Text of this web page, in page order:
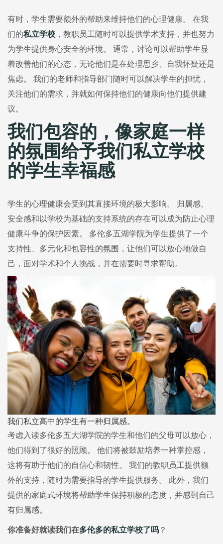
有时，学生需要额外的帮助来维持他们的心理健康。 在我
们的私立学校 ，教职员工随时可以提供学术支持，并也努力
为学生提供身心安全的环境。 通常，讨论可以帮助学生显
着改善他们的心态，无论他们是在处理思乡、自我怀疑还是
焦虑。 我们的老师和指导部门随时可以解决学生的担忧，
关注他们的需求，并就如何保持他们的健康向他们提供建
议。
我们包容的，像家庭一样
的氛围给予我们私立学校
的学生幸福感
学生的心理健康会受到其直接环境的极大影响。 归属感、
安全感和以学校为基础的支持系统的存在可以成为防止心理
健康斗争的保护因素。 多伦多五湖学院为学生提供了一个
支持性、多元化和包容性的氛围，让他们可以放心地做自
己，面对学术和个人挑战，并在需要时寻求帮助。
我们私立高中的学生有一种归属感。
考虑入读多伦多五大湖学院的学生和他们的父母可以放心，
他们得到了很好的照顾。 他们将被鼓励培养一种掌控感，
这将有助于他们的自信心和韧性。 我们的教职员工提供额
外的支持，随时为需要指导的学生提供服务。 此外，我们
提供的家庭式环境将帮助学生保持积极的态度，并感到自己
有归属感。
你准备好就读我们在多伦多的私立学校了吗 ？